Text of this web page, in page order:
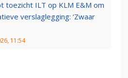
toezicht ILT op KLM E&M om
verslaglegging: ‘Zwaar
11:54